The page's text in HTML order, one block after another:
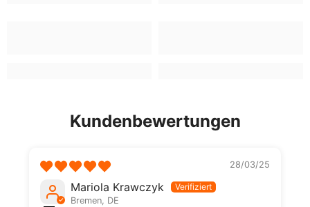
Kundenbewertungen
28/03/25
Mariola Krawczyk
Bremen, DE